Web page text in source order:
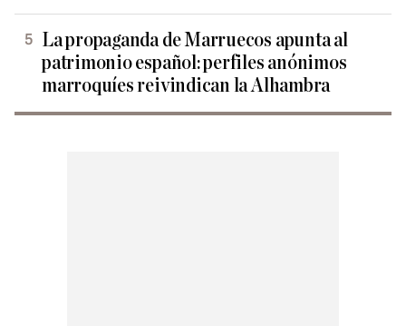
La propaganda de Marruecos apunta al
patrimonio español: perfiles anónimos
marroquíes reivindican la Alhambra